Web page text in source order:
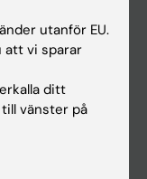
utanför EU.
att vi sparar
ditt
vänster på